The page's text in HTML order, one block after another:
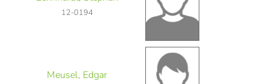
12-0194
Meusel, Edgar